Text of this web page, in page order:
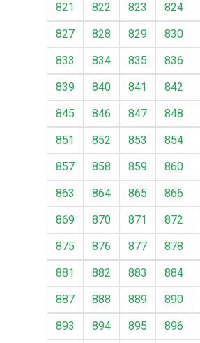
821 822 823 824
827
828 829 830
833
834 835 836
839
840 841 842
845
846 847 848
851
852 853 854
857
858 859 860
863
864 865 866
869
870 871 872
875
876 877 878
881
882 883 884
887
888 889 890
893
894 895 896